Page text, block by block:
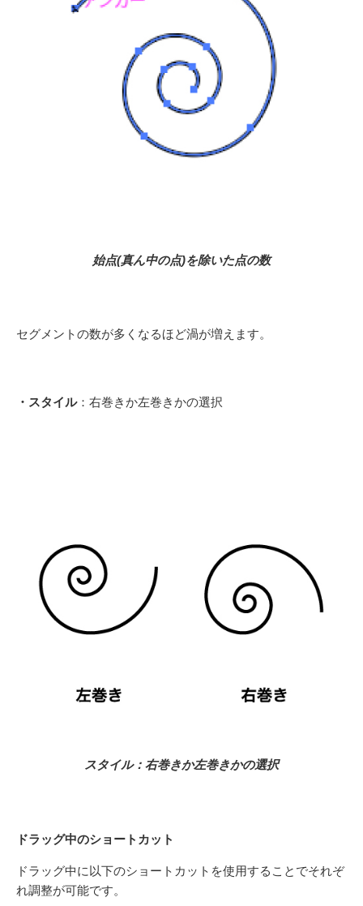
始点(真ん中の点)を除いた点の数
セグメントの数が多くなるほど渦が増えます。
・スタイル：右巻きか左巻きかの選択
スタイル：右巻きか左巻きかの選択
ドラッグ中のショートカット
ドラッグ中に以下のショートカットを使用することでそれぞ
れ調整が可能です。